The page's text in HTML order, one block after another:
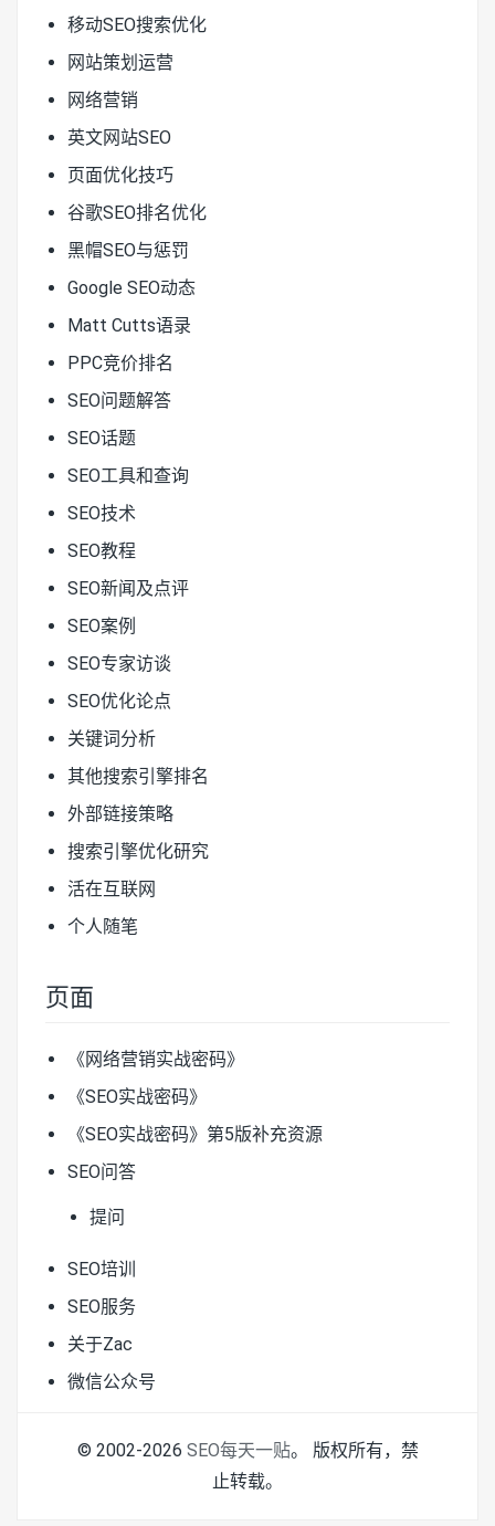
移动SEO搜索优化
网站策划运营
网络营销
英文网站SEO
页面优化技巧
谷歌SEO排名优化
黑帽SEO与惩罚
Google SEO动态
Matt Cutts语录
PPC竞价排名
SEO问题解答
SEO话题
SEO工具和查询
SEO技术
SEO教程
SEO新闻及点评
SEO案例
SEO专家访谈
SEO优化论点
关键词分析
其他搜索引擎排名
外部链接策略
搜索引擎优化研究
活在互联网
个人随笔
页面
《网络营销实战密码》
《SEO实战密码》
《SEO实战密码》第5版补充资源
SEO问答
提问
SEO培训
SEO服务
关于Zac
微信公众号
© 2002-2026 SEO每天一贴。 版权所有，禁
止转载。